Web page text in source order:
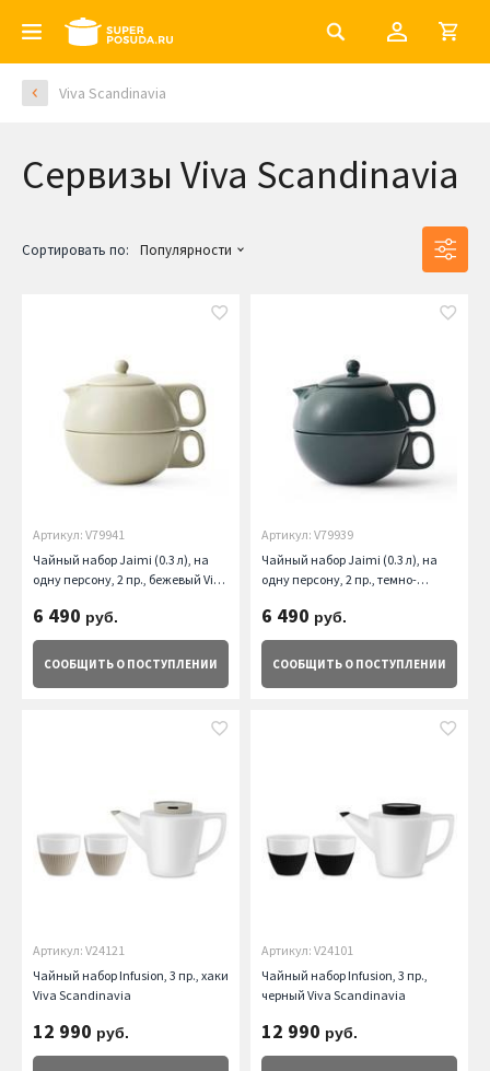
Viva Scandinavia
Сервизы Viva Scandinavia
Сортировать по: Популярности
Артикул: V79941
Чайный набор Jaimi (0.3 л), на
одну персону, 2 пр., бежевый Viva
6 490 руб.
СООБЩИТЬ О ПОСТУПЛЕНИИ
Артикул: V79939
Чайный набор Jaimi (0.3 л), на
одну персону, 2 пр., темно-
6 490 руб.
СООБЩИТЬ О ПОСТУПЛЕНИИ
Артикул: V24121
Чайный набор Infusion, 3 пр., хаки
Viva Scandinavia
12 990 руб.
Артикул: V24101
Чайный набор Infusion, 3 пр.,
черный Viva Scandinavia
12 990 руб.